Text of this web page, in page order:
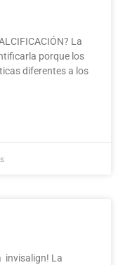
La
porque los
diferentes a los
invisalign! La